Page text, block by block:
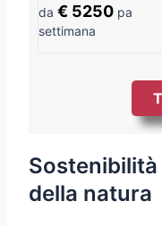
da€ 5250 pa
settimana
della natura